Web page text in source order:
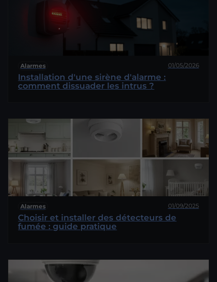
Alarmes 01/05/2026
Installation d'une sirène d'alarme :
comment dissuader les intrus ?
Alarmes 01/09/2025
Choisir et installer des détecteurs de
fumée : guide pratique